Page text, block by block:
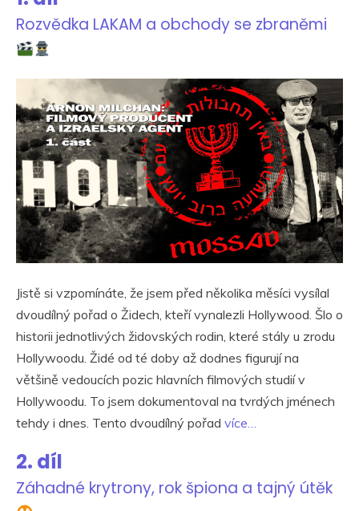
Rozvědka LAKAM a obchody se zbraněmi
Jistě si vzpomínáte, že jsem před několika měsíci vysílal
dvoudílný pořad o Židech, kteří vynalezli Hollywood. Šlo o
historii jednotlivých židovských rodin, které stály u zrodu
Hollywoodu. Židé od té doby až dodnes figurují na
většině vedoucích pozic hlavních filmových studií v
Hollywoodu. To jsem dokumentoval na tvrdých jménech
tehdy i dnes. Tento dvoudílný pořad více…
2. díl
Záhadné krytrony, rok špiona a tajný útěk